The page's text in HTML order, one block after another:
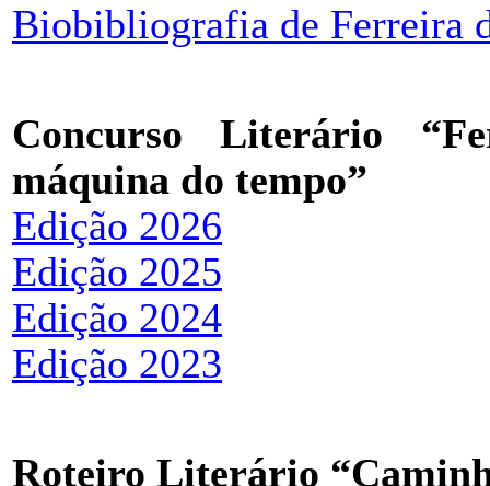
Biobibliografia de Ferreira
Concurso Literário
máquina do tempo”
Edição 2026
Edição 2025
Edição 2024
Edição 2023
Roteiro Literário